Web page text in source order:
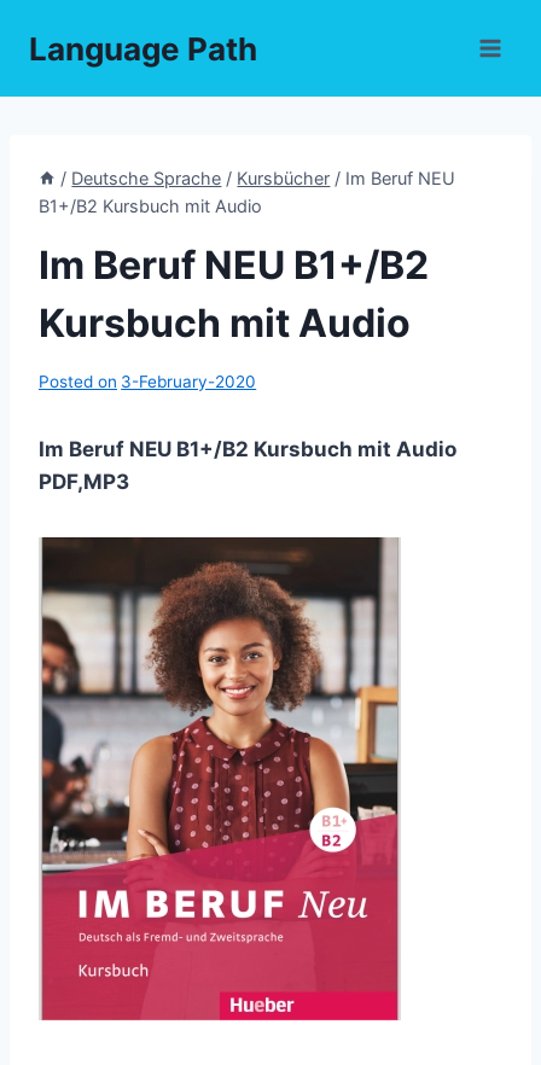
Language Path
/ Deutsche Sprache / Kursbücher / Im Beruf NEU
B1+/B2 Kursbuch mit Audio
Im Beruf NEU B1+/B2
Kursbuch mit Audio
Posted on 3-February-2020
Im Beruf NEU B1+/B2 Kursbuch mit Audio
PDF,MP3